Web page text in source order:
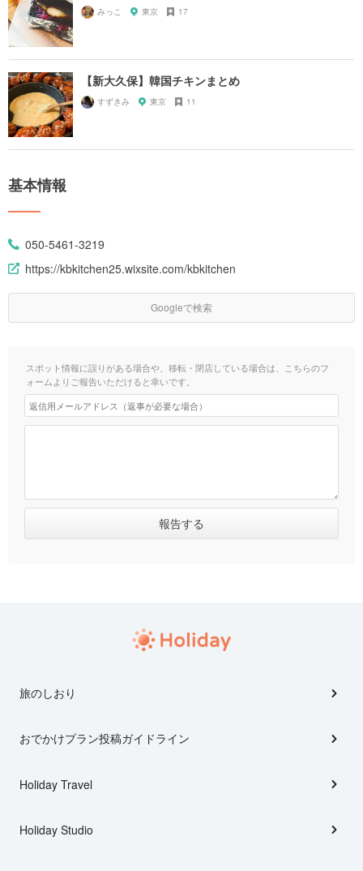
みっこ 東京 17
【新大久保】韓国チキンまとめ
すずきみ 東京 11
基本情報
050-5461-3219
https://kbkitchen25.wixsite.com/kbkitchen
Googleで検索
スポット情報に誤りがある場合や、移転・閉店している場合は、こちらのフ
ォームよりご報告いただけると幸いです。
旅のしおり
おでかけプラン投稿ガイドライン
Holiday Travel
Holiday Studio